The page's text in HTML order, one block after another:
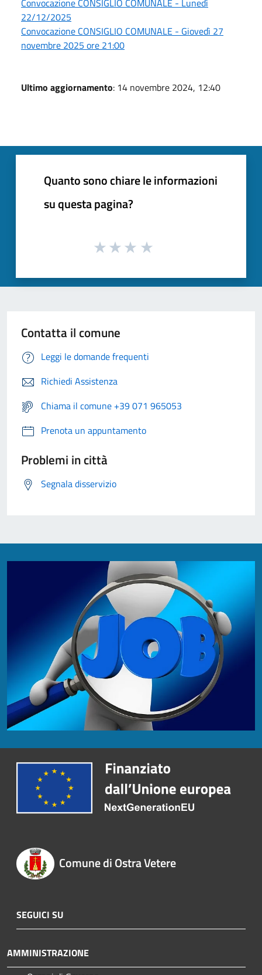
22/12/2025
Convocazione CONSIGLIO COMUNALE - Giovedì 27
novembre 2025 ore 21:00
Ultimo aggiornamento: 14 novembre 2024, 12:40
Quanto sono chiare le informazioni
su questa pagina?
Contatta il comune
Leggi le domande frequenti
Richiedi Assistenza
Chiama il comune +39 071 965053
Prenota un appuntamento
Problemi in città
Segnala disservizio
Comune di Ostra Vetere
SEGUICI SU
AMMINISTRAZIONE